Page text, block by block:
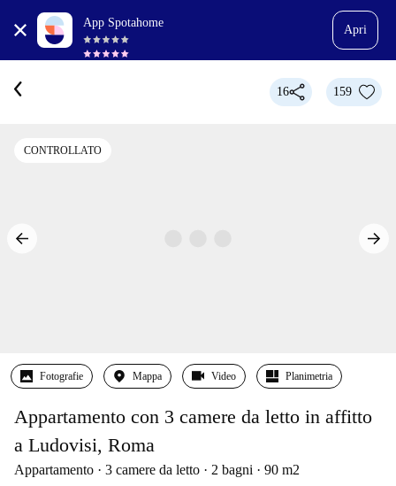
App Spotahome
Apri
16 159
CONTROLLATO
Fotografie Mappa Video Planimetria
Appartamento con 3 camere da letto in affitto
a Ludovisi, Roma
Appartamento 3 camere da letto 2 bagni 90 m2